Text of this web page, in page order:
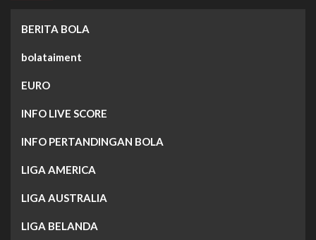
BERITA BOLA
bolataiment
EURO
INFO LIVE SCORE
INFO PERTANDINGAN BOLA
LIGA AMERICA
LIGA AUSTRALIA
LIGA BELANDA